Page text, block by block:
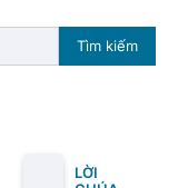
Tìm kiếm
LỜI